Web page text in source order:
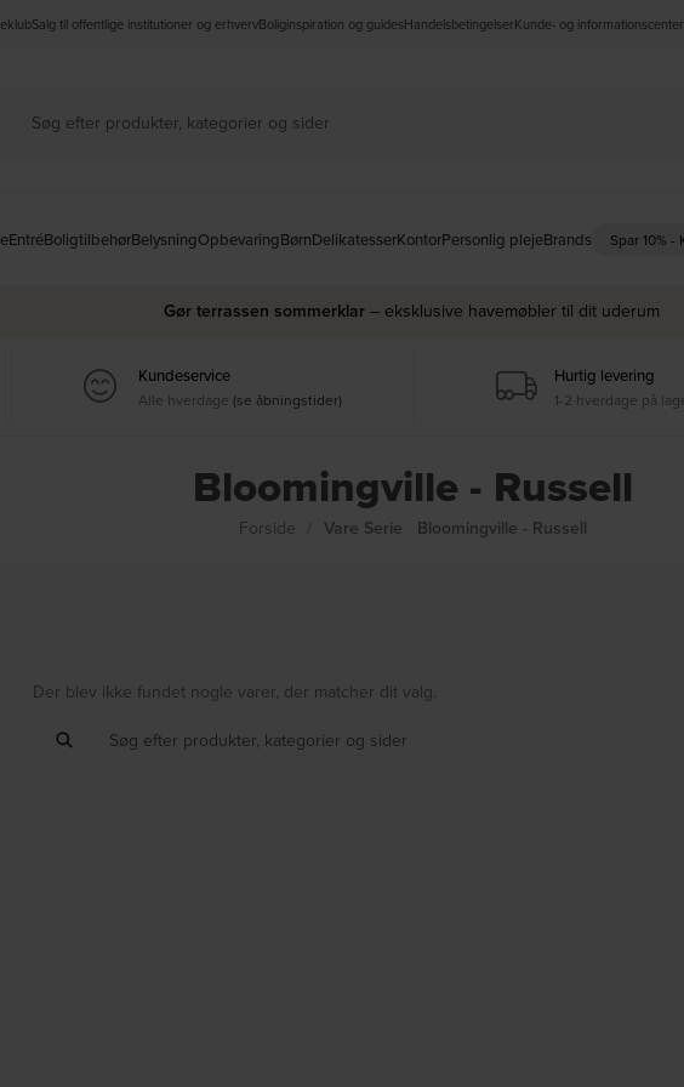
Salg til offentlige institutioner og erhvervBoliginspiration og guidesHandelsbetingelserKunde- og informationscenter
EntréBoligtilbehørBelysningOpbevaringBørnDelikatesserKontorPersonlig plejeBrands Spar 10%
Gør terrassen sommerklar – eksklusive havemøbler til dit uderum
Kundeservice
Alle hverdage (se åbningstider)
Hurtig levering
1-2 hverdage på
Bloomingville - Russell
Forside Vare Serie Bloomingville - Russell
Der blev ikke fundet nogle varer, der matcher dit valg.